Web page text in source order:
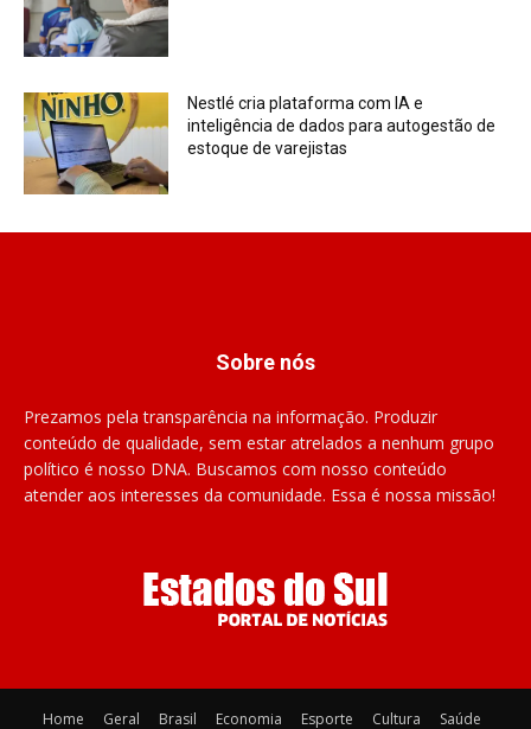
Nestlé cria plataforma com IA e
inteligência de dados para autogestão de
estoque de varejistas
Sobre nós
Prezamos pela transparência na informação. Produzir
conteúdo de qualidade, sem estar atrelados a nenhum grupo
político é nosso DNA. Buscamos com nosso conteúdo
atender aos interesses da comunidade. Essa é nossa missão!
Home Geral Brasil Economia Esporte Cultura Saúde